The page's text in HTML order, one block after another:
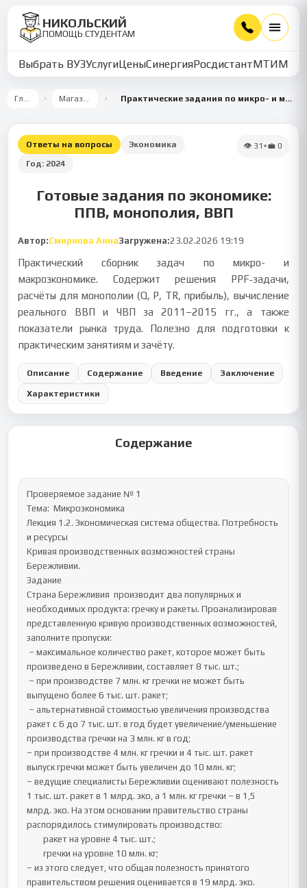
НИКОЛЬСКИЙ
ПОМОЩЬ СТУДЕНТАМ
Выбрать ВУЗУслугиЦеныСинергияРосдистантМТИММУ
Главная Магазин работ Практические задания по микро- и макроэкономике: ППВ, монополия, ВВП, безработица
Ответы на вопросы
Экономика
Год: 2024
👁 31 •💼 0
Готовые задания по экономике:
ППВ, монополия, ВВП
Автор:Смирнова АннаЗагружена:23.02.2026 19:19
Практический сборник задач по микро- и
макроэкономике. Содержит решения PPF‑задачи,
расчёты для монополии (Q, P, TR, прибыль), вычисление
реального ВВП и ЧВП за 2011–2015 гг., а также
показатели рынка труда. Полезно для подготовки к
практическим занятиям и зачёту.
Описание Содержание Введение Заключение
Характеристики
Содержание
Проверяемое задание № 1
Тема:  Микроэкономика
Лекция 1.2. Экономическая система общества. Потребность
и ресурсы
Кривая производственных возможностей страны
Бережливии.
Задание
Страна Бережливия  производит два популярных и
необходимых продукта: гречку и ракеты. Проанализировав
представленную кривую производственных возможностей,
заполните пропуски:
произведено в Бережливии, составляет 8 тыс. шт.;
выпущено более 6 тыс. шт. ракет;
ракет с 6 до 7 тыс. шт. в год будет увеличение/уменьшение
производства гречки на 3 млн. кг в год;
– при производстве 4 млн. кг гречки и 4 тыс. шт. ракет
выпуск гречки может быть увеличен до 10 млн. кг;
– ведущие специалисты Бережливии оценивают полезность
1 тыс. шт. ракет в 1 млрд. эко, а 1 млн. кг гречки – в 1,5
млрд. эко. На этом основании правительство страны
распорядилось стимулировать производство:
	ракет на уровне 4 тыс. шт.;
	гречки на уровне 10 млн. кг;
– из этого следует, что общая полезность принятого
правительством решения оценивается в 19 млрд. эко.